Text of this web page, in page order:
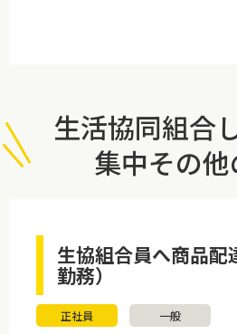
生活協同組合
集中その
生協組合員へ商品配
勤務）
正社員 一般